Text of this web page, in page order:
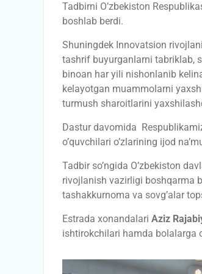
Tadbirni O’zbekiston
boshlab berdi.
Shuningdek Innovatsion
tashrif buyurganlarni tabriklab,
binoan har yili nishonlanib
kelayotgan muammolarni
turmush sharoitlarini
Dastur davomida
o’quvchilari o’zlarining ijod
Tadbir so’ngida O’zbekiston
rivojlanish vazirligi boshqarma
tashakkurnoma va sovg’alar
Estrada xonandalari Aziz
ishtirokchilari hamda bolalarga